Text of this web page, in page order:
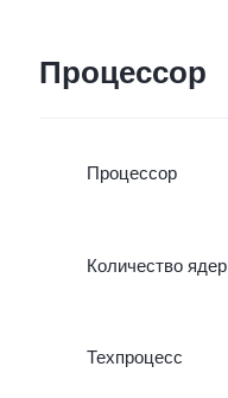
Процессор
Процессор
Количество ядер
Техпроцесс